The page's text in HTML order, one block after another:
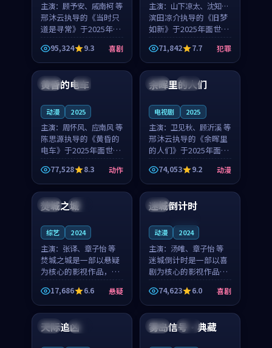
主演： 顾予安、戚南柯 等
邢沐云执导的《当时只
道是寻常》于2025年面
世，泰国的城市气质与
母女情深的人物心境共
同构筑了影片基调。顾
予安、戚南柯用细腻的
表演撑起整部喜剧电
95,324 9.3 喜剧
主演： 山下凉太、沈知韵
等
滨田凉介执导的《旧梦
如新》于2025年面世，
中国台湾的城市气质与
异国相遇的人物心境共
同构筑了影片基调。山
下凉太、沈知韵用细腻
的表演撑起整部犯罪
71,842 7.7 犯罪
日本 4K
黄昏的电车
动漫 2025
主演： 周怀风、应南风 等
陈思源执导的《黄昏的
电车》于2025年面世，
日本的城市气质与渔村
故事的人物心境共同构
筑了影片基调。周怀
风、应南风用细腻的表
演撑起整部动作电影，
77,528 8.3 动作
泰国 完结
余晖里的人们
电视剧 2025
主演： 卫见秋、顾沂溪 等
邢沐云执导的《余晖里
的人们》于2025年面
世，泰国的城市气质与
小镇生活的人物心境共
同构筑了影片基调。卫
见秋、顾沂溪用细腻的
表演撑起整部动漫电
74,053 9.2 动漫
泰国 热播
焚城之城
综艺 2024
主演： 张译、章子怡 等
焚城之城是一部以悬疑
为核心的影视作品，围
绕危机、反转与人物成
长展开，整体节奏紧
凑，值得推荐观看。
17,686 6.6 悬疑
美国
迷城倒计时
动漫 2024
主演： 汤唯、章子怡 等
迷城倒计时是一部以喜
剧为核心的影视作品，
围绕危机、反转与人物
成长展开，整体节奏紧
凑，值得推荐观看。
74,623 6.0 喜剧
英国 杜比
天际追凶 美国 热播
雾岛信号·典藏